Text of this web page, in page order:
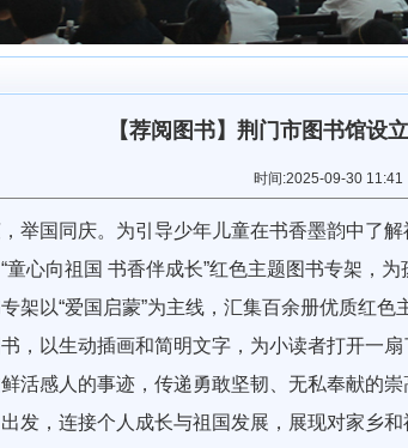
【荐阅图书】荆门市图书馆设
时间:2025-09-30
国同庆。为引导少年儿童在书香墨韵中了解
童心向祖国 书香伴成长”红色主题图书专架，
以“爱国启蒙”为主线，汇集百余册优质红色
，以生动插画和简明文字，为小读者打开一
活感人的事迹，传递勇敢坚韧、无私奉献的
发，连接个人成长与祖国发展，展现对家乡